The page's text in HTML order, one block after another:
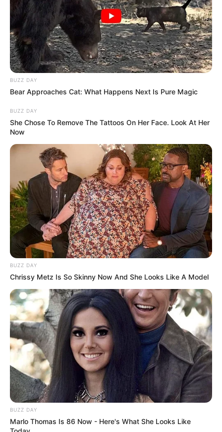
Пов’язаний запис
BUZZ DAY
Bear Approaches Cat: What Happens Next Is Pure Magic
BUZZ DAY
She Chose To Remove The Tattoos On Her Face. Look At Her
Now
BUZZ DAY
Chrissy Metz Is So Skinny Now And She Looks Like A Model
BUZZ DAY
Marlo Thomas Is 86 Now - Here's What She Looks Like